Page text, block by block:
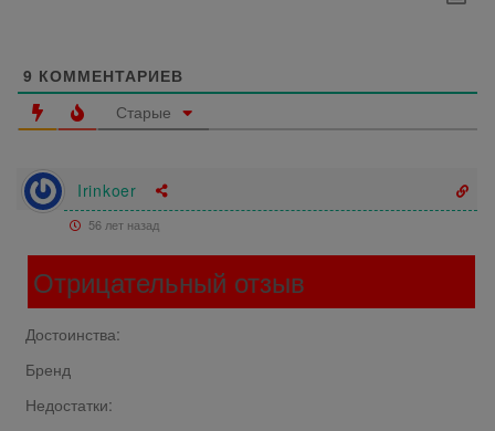
9 КОММЕНТАРИЕВ
Старые
Irinkoer
56 лет назад
Отрицательный отзыв
Достоинства:
Бренд
Недостатки: